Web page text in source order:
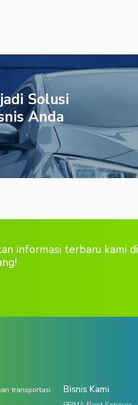
Solusi
Anda
informasi terbaru kami di
transportasi
Bisnis Kami